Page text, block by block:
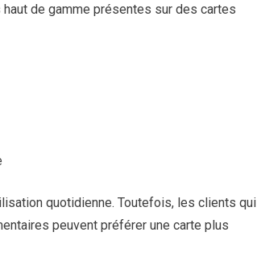
de gamme présentes sur des cartes
quotidienne. Toutefois, les clients qui
peuvent préférer une carte plus